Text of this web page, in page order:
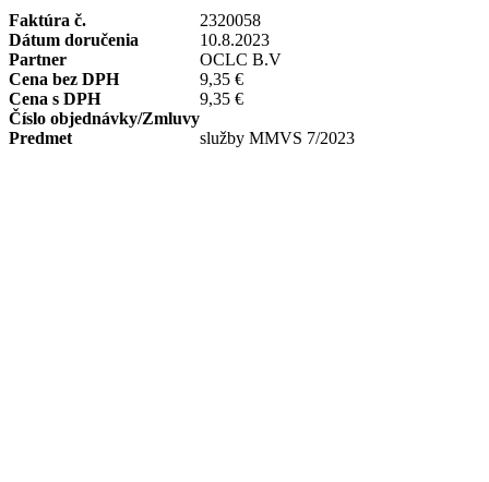
Faktúra č.
2320058
Dátum doručenia
10.8.2023
Partner
OCLC B.V
Cena bez DPH
9,35 €
Cena s DPH
9,35 €
Číslo objednávky/Zmluvy
Predmet
služby MMVS 7/2023